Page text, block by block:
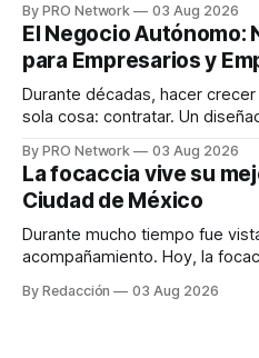
INTERIUS, el problema suele estar
una entrevista para el podcast
marketing digital explicó que
By PRO Network 03 Aug 2026
El Negocio Autónomo:
para Empresarios y
Durante décadas, hacer
sola cosa: contratar. Un
para los textos, alguien que
para encontrar prospectos,
llamadas y mensajes, y —con
By PRO Network 03 Aug 2026
La focaccia vive su
Ciudad de México
Durante mucho tiempo fue
acompañamiento. Hoy, la
artesanal, ingredientes de
By Redacción 03 Aug 2026